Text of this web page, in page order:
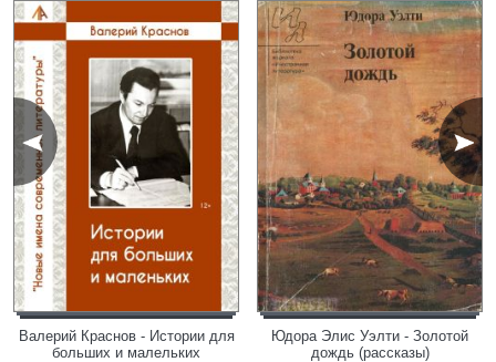
Валерий Краснов - Истории для
больших и малельких
Юдора Элис Уэлти - Золотой
дождь (рассказы)